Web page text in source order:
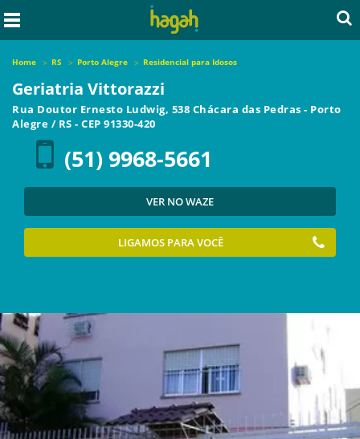
Home RS Porto Alegre Residencial para Idosos
Geriatria Vittorazzi
Rua Doutor Ernesto Ludwig, 538 Chácara das Pedras - Porto
Alegre / RS - CEP 91330-420
(51) 9968-5661
VER NO WAZE
LIGAMOS PARA VOCÊ